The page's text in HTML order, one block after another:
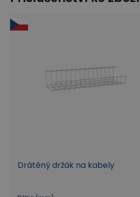
Drátěný držák na kabely